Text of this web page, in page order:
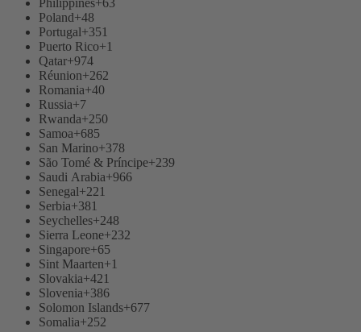
Philippines+63
Poland+48
Portugal+351
Puerto Rico+1
Qatar+974
Réunion+262
Romania+40
Russia+7
Rwanda+250
Samoa+685
San Marino+378
São Tomé & Príncipe+239
Saudi Arabia+966
Senegal+221
Serbia+381
Seychelles+248
Sierra Leone+232
Singapore+65
Sint Maarten+1
Slovakia+421
Slovenia+386
Solomon Islands+677
Somalia+252